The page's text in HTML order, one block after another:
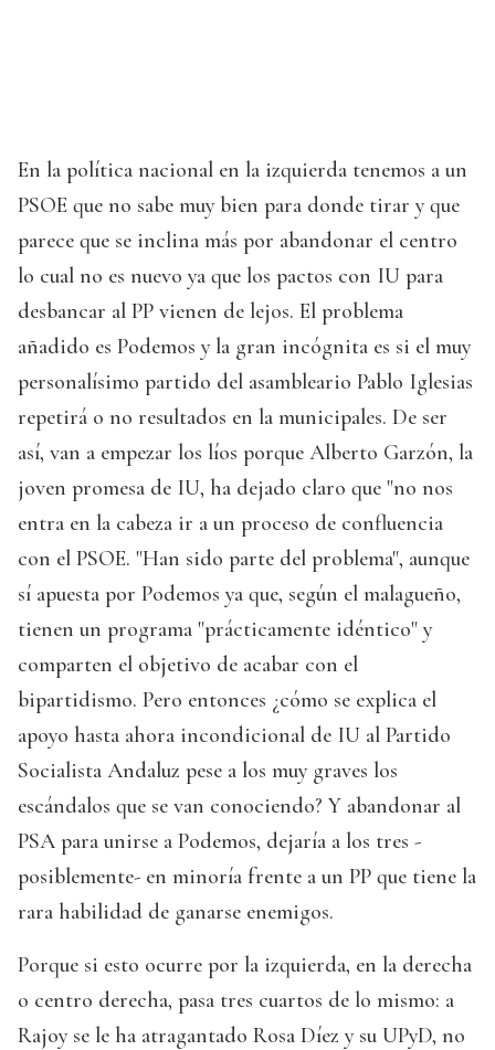
En la política nacional en la izquierda tenemos a un
PSOE que no sabe muy bien para donde tirar y que
parece que se inclina más por abandonar el centro
lo cual no es nuevo ya que los pactos con IU para
desbancar al PP vienen de lejos. El problema
añadido es Podemos y la gran incógnita es si el muy
personalísimo partido del asambleario Pablo Iglesias
repetirá o no resultados en la municipales. De ser
así, van a empezar los líos porque Alberto Garzón, la
joven promesa de IU, ha dejado claro que "no nos
entra en la cabeza ir a un proceso de confluencia
con el PSOE. "Han sido parte del problema", aunque
sí apuesta por Podemos ya que, según el malagueño,
tienen un programa "prácticamente idéntico" y
comparten el objetivo de acabar con el
bipartidismo. Pero entonces ¿cómo se explica el
apoyo hasta ahora incondicional de IU al Partido
Socialista Andaluz pese a los muy graves los
escándalos que se van conociendo? Y abandonar al
PSA para unirse a Podemos, dejaría a los tres -
posiblemente- en minoría frente a un PP que tiene la
rara habilidad de ganarse enemigos.
Porque si esto ocurre por la izquierda, en la derecha
o centro derecha, pasa tres cuartos de lo mismo: a
Rajoy se le ha atragantado Rosa Díez y su UPyD, no